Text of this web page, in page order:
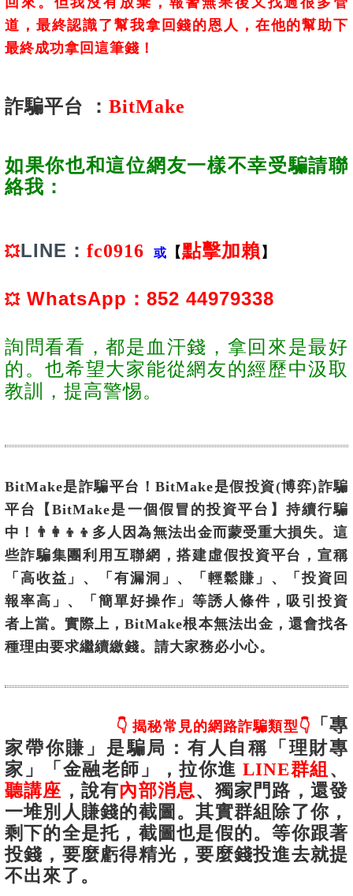
道，最終認識了幫我拿回錢的恩人，在他的幫助下
最終成功拿回這筆錢！
詐騙平台 ： BitMake
如果你也和這位網友一樣不幸受騙請聯
絡我：
💥LINE： fc0916 或 【點擊加賴 】
💥 WhatsApp：852 44979338
詢問看看，都是血汗錢，拿回來是最好
的。也希望大家能從網友的經歷中汲取
教訓，提高警惕。
BitMake是詐騙平台！BitMake是假投資(博弈)詐騙
平台【BitMake是一個假冒的投資平台】持續行騙
中！👨‍👩‍👦‍👦多人因為無法出金而蒙受重大損失。這
些詐騙集團利用互聯網，搭建虛假投資平台，宣稱
「高收益」、「有漏洞」、「輕鬆賺」、「投資回
報率高」、「簡單好操作」等誘人條件，吸引投資
者上當。實際上，BitMake根本無法出金，還會找各
種理由要求繼續繳錢。請大家務必小心。
👇 揭秘常見的網路詐騙類型👇
「專
家帶你賺」是騙局 ：有人自稱「理財專
家」「金融老師」，拉你進 LINE群組 、
聽講座 ，說有內部消息、獨家門路，還發
一堆別人賺錢的截圖。其實群組除了你，
剩下的全是托，截圖也是假的。等你跟著
投錢，要麼虧得精光，要麼錢投進去就提
不出來了。